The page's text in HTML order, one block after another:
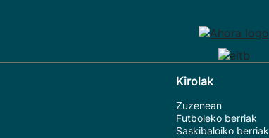
Kirolak
Zuzenean
Futboleko berriak
Saskibaloiko berriak